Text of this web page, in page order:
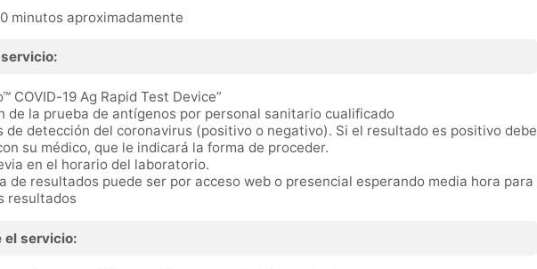
minutos aproximadamente
COVID-19 Ag Rapid Test Device”
de la prueba de antígenos por personal sanitario cualificado
de detección del coronavirus (positivo o negativo). Si el resultado es positivo debe
su médico, que le indicará la forma de proceder.
en el horario del laboratorio.
de resultados puede ser por acceso web o presencial esperando media hora para
resultados
el servicio: